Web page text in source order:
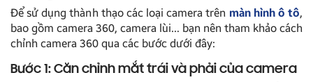
Để sử dụng thành thạo các loại camera trên màn hình ô tô,
bao gồm camera 360, camera lùi… bạn nên tham khảo cách
chỉnh camera 360 qua các bước dưới đây:
Bước 1: Căn chỉnh mắt trái và phải của camera